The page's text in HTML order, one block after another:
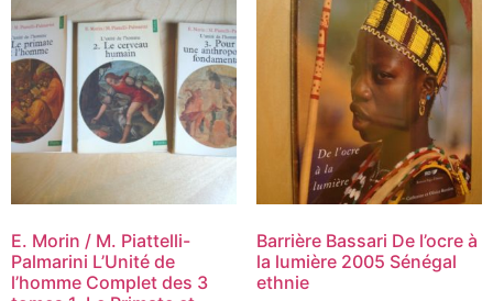
E. Morin / M. Piattelli-
Palmarini L’Unité de
l’homme Complet des 3
Barrière Bassari De l’ocre à
la lumière 2005 Sénégal
ethnie